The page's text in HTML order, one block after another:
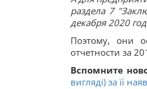
раздела 7
декабря 2020
Поэтому, они
отчетности за
Вспомните
вигляді) за її